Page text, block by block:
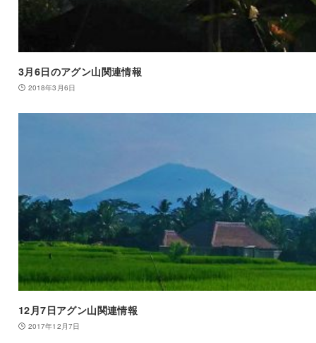
3月6日のアグン山関連情報
2018年3月6日
12月7日アグン山関連情報
2017年12月7日